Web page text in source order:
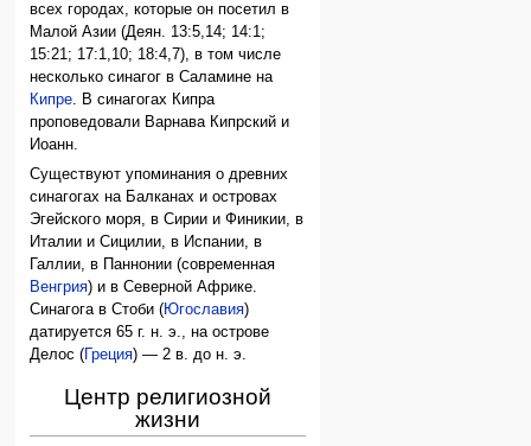
всех городах, которые он посетил в
Малой Азии (Деян. 13:5,14; 14:1;
15:21; 17:1,10; 18:4,7), в том числе
несколько синагог в Саламине на
Кипре. В синагогах Кипра
проповедовали Варнава Кипрский и
Иоанн.
Существуют упоминания о древних
синагогах на Балканах и островах
Эгейского моря, в Сирии и Финикии, в
Италии и Сицилии, в Испании, в
Галлии, в Паннонии (современная
Венгрия) и в Северной Африке.
Синагога в Стоби (Югославия)
датируется 65 г. н. э., на острове
Делос ( Греция) — 2 в. до н. э.
Центр религиозной
жизни